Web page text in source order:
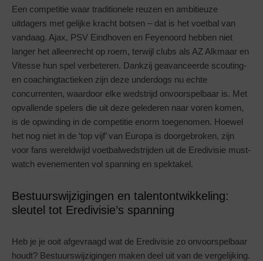
Een competitie waar traditionele reuzen en ambitieuze
uitdagers met gelijke kracht botsen – dat is het voetbal van
vandaag. Ajax, PSV Eindhoven en Feyenoord hebben niet
langer het alleenrecht op roem, terwijl clubs als AZ Alkmaar en
Vitesse hun spel verbeteren. Dankzij geavanceerde scouting-
en coachingtactieken zijn deze underdogs nu echte
concurrenten, waardoor elke wedstrijd onvoorspelbaar is. Met
opvallende spelers die uit deze gelederen naar voren komen,
is de opwinding in de competitie enorm toegenomen. Hoewel
het nog niet in de ‘top vijf’ van Europa is doorgebroken, zijn
voor fans wereldwijd voetbalwedstrijden uit de Eredivisie must-
watch evenementen vol spanning en spektakel.
Bestuurswijzigingen en talentontwikkeling:
sleutel tot Eredivisie’s spanning
Heb je je ooit afgevraagd wat de Eredivisie zo onvoorspelbaar
houdt? Bestuurswijzigingen maken deel uit van de vergelijking.